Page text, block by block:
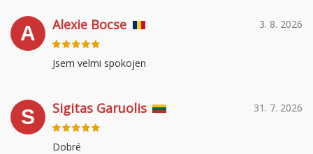
A 3. 8. 2026
Alexie Bocse
Jsem velmi spokojen
S 31. 7. 2026
Sigitas Garuolis
Dobré